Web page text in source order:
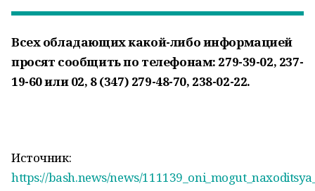
Всех обладающих какой-либо информацией
просят сообщить по телефонам: 279-39-02, 237-
19-60 или 02, 8 (347) 279-48-70, 238-02-22.
Источник:
https://bash.news/news/